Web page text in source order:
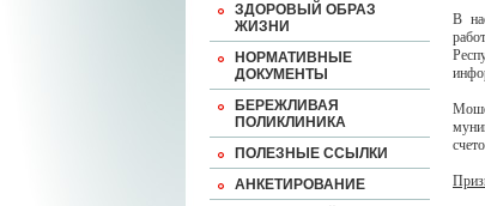
ЗДОРОВЫЙ ОБРАЗ
ЖИЗНИ
НОРМАТИВНЫЕ
ДОКУМЕНТЫ
БЕРЕЖЛИВАЯ
ПОЛИКЛИНИКА
ПОЛЕЗНЫЕ ССЫЛКИ
АНКЕТИРОВАНИЕ
В